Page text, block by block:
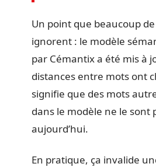
Un point que beaucoup
ignorent : le modèle
par Cémantix a été mis à
distances entre mots ont
signifie que des mots
dans le modèle ne le sont
aujourd’hui.
En pratique, ça invalide